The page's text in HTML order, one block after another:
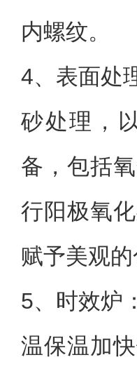
内螺纹。
4、 表面处
砂处理，
备，包括
行阳极氧
赋予美观的
5、 时效炉
温保温加